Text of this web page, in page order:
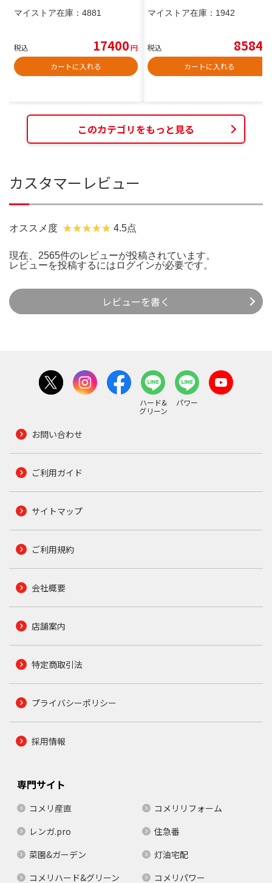
マイストア在庫： 4881
税込 17400円
カートに入れる
マイストア在庫： 1942
税込 8584
カートに入れる
このカテゴリをもっと見る
カスタマーレビュー
オススメ度 4.5点
現在、2565件のレビューが投稿されています。
レビューを投稿するには ログインが必要です。
レビューを書く
ハード&
グリーン
パワー
お問い合わせ
ご利用ガイド
サイトマップ
ご利用規約
会社概要
店舗案内
特定商取引法
プライバシーポリシー
採用情報
専門サイト
コメリ産直
コメリリフォーム
レンガ.pro
住急番
菜園&ガーデン
灯油宅配
コメリハード&グリーン
コメリパワー